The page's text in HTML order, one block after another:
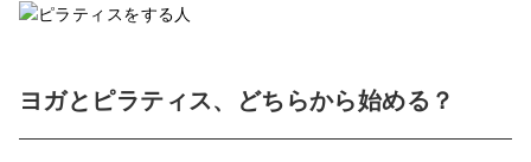
ヨガとピラティス、どちらから始める？